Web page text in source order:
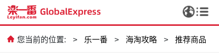
您当前的位置: > 乐一番 > 海淘攻略 > 推荐商品